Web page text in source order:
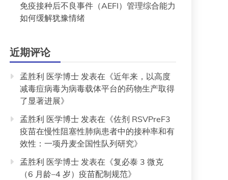
免疫接种后不良事件（AEFI）管理综合能力
如何缓解犹豫情绪
近期评论
孟胜利 医学博士 发表在《近年来，以高度
减毒痘病毒为病毒载体平台的药物生产取得
了显著进展》
孟胜利 医学博士 发表在《佐剂 RSVPreF3
疫苗在慢性阻塞性肺病患者中的接种率和有
效性：一项丹麦全国性队列研究》
孟胜利 医学博士 发表在《复必泰 3 微克
（6 月龄–4 岁）疫苗配制规范》